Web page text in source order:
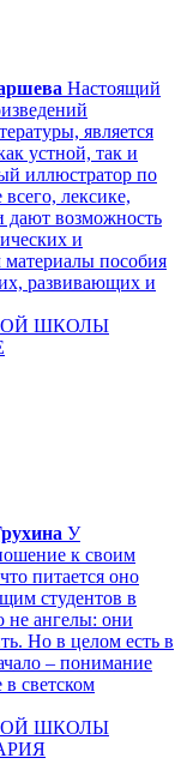
Настоящий
является
устной, так и
иллюстратор по
лексике,
дают возможность
и
пособия
развивающих и
ШКОЛЫ
У
к своим
питается оно
студентов в
не ангелы: они
Но в целом есть в
– понимание
светском
ШКОЛЫ